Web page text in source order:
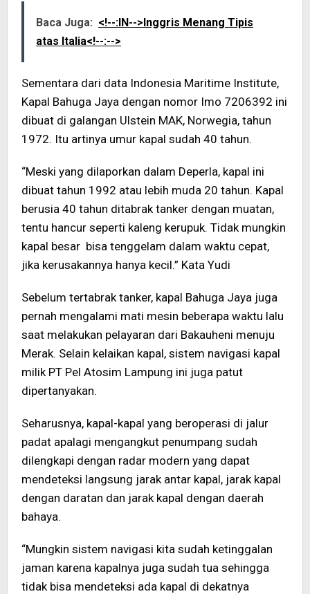
Baca Juga: <!--:IN-->Inggris Menang Tipis
atas Italia<!--:-->
Sementara dari data Indonesia Maritime Institute,
Kapal Bahuga Jaya dengan nomor Imo 7206392 ini
dibuat di galangan Ulstein MAK, Norwegia, tahun
1972. Itu artinya umur kapal sudah 40 tahun.
“Meski yang dilaporkan dalam Deperla, kapal ini
dibuat tahun 1992 atau lebih muda 20 tahun. Kapal
berusia 40 tahun ditabrak tanker dengan muatan,
tentu hancur seperti kaleng kerupuk. Tidak mungkin
kapal besar bisa tenggelam dalam waktu cepat,
jika kerusakannya hanya kecil.” Kata Yudi
Sebelum tertabrak tanker, kapal Bahuga Jaya juga
pernah mengalami mati mesin beberapa waktu lalu
saat melakukan pelayaran dari Bakauheni menuju
Merak. Selain kelaikan kapal, sistem navigasi kapal
milik PT Pel Atosim Lampung ini juga patut
dipertanyakan.
Seharusnya, kapal-kapal yang beroperasi di jalur
padat apalagi mengangkut penumpang sudah
dilengkapi dengan radar modern yang dapat
mendeteksi langsung jarak antar kapal, jarak kapal
dengan daratan dan jarak kapal dengan daerah
bahaya.
“Mungkin sistem navigasi kita sudah ketinggalan
jaman karena kapalnya juga sudah tua sehingga
tidak bisa mendeteksi ada kapal di dekatnya